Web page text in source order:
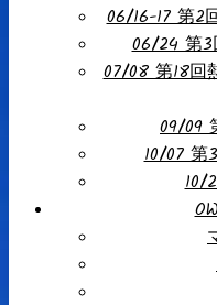
06/16-17 第2
06/24 第3
07/08 第18回
09/09
10/07 第
10/